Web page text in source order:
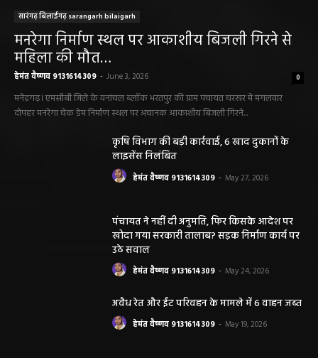
सारंगढ़ बिलाईगढ़ sarangarh bilaigarh
मनरेगा निर्माण स्थल पर आकाशीय बिजली गिरने से
महिला की मौत…
हेमंत वैष्णव 9131614309 - June 3, 2026 0
मनेंद्रगढ़। एमसीबी जिले के वनांचल ब्लॉक भरतपुर की ग्राम पंचायत चरखर में मंगलवार
दोपहर मनरेगा चेक डेम निर्माण स्थल पर अचानक आकाशीय बिजली गिरने...
कृषि विभाग की बड़ी कार्रवाई, 6 खाद दुकानों के
लाइसेंस निलंबित
हेमंत वैष्णव 9131614309 - May 27, 2026
पंचायत ने नहीं दी अनुमति, फिर किसके आदेश पर
खोदा गया सरकारी तालाब? सड़क निर्माण कार्य पर
उठे सवाल
हेमंत वैष्णव 9131614309 - May 24, 2026
अवैध रेत और ईंट परिवहन के मामले में 6 वाहन जब्त
हेमंत वैष्णव 9131614309 - May 19, 2026